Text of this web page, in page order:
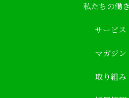
私たちの働
サービス
マガジン
取り組み